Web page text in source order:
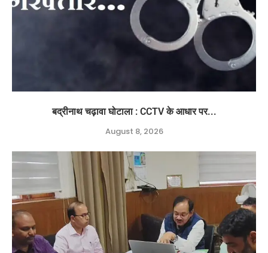
बद्रीनाथ चढ़ावा घोटाला : CCTV के आधार पर...
August 8, 2026